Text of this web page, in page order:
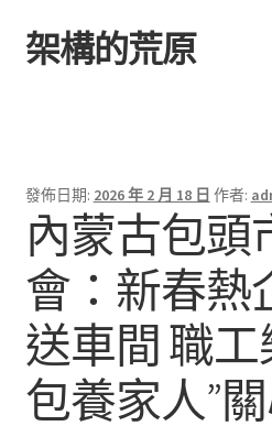
跳
至
跳
至
架構的荒原
發佈日期: 2026 年 2 月 18 日 作者:
內蒙古包頭
會：新春熱
送車間 職工
包養家人”